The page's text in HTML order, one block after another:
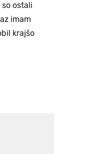
ostali
imam
krajšo